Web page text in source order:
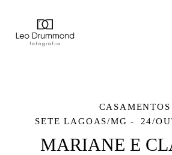
CASAMENTOS
SETE LAGOAS/MG
24/
MARIANE E